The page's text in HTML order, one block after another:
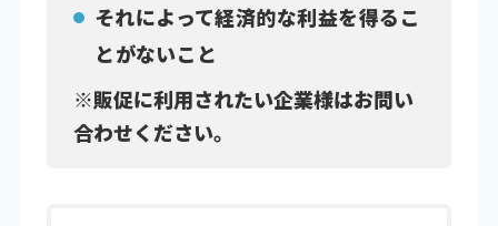
それによって経済的な利益を得るこ
とがないこと
※販促に利用されたい企業様はお問い
合わせください。